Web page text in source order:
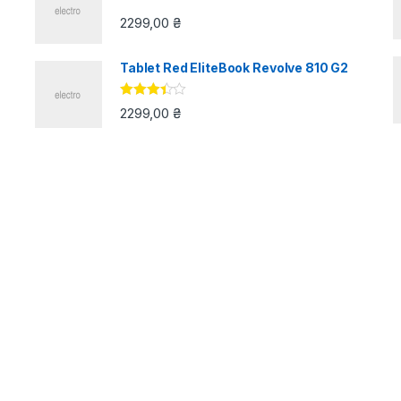
2299,00 ₴
Tablet Red EliteBook Revolve 810 G2
Оцінено
в3.33з
2299,00 ₴